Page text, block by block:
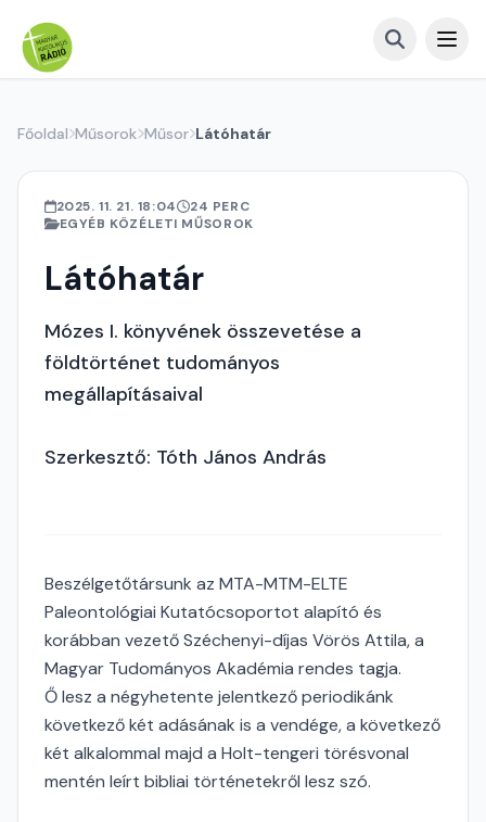
Főoldal Műsorok Műsor Látóhatár
2025. 11. 21. 18:04
24 PERC
EGYÉB KÖZÉLETI MŰSOROK
Látóhatár
Mózes I. könyvének összevetése a
földtörténet tudományos
megállapításaival
Szerkesztő: Tóth János András
Beszélgetőtársunk az MTA-MTM-ELTE
Paleontológiai Kutatócsoportot alapító és
korábban vezető Széchenyi-díjas Vörös Attila, a
Magyar Tudományos Akadémia rendes tagja.
Ő lesz a négyhetente jelentkező periodikánk
következő két adásának is a vendége, a következő
két alkalommal majd a Holt-tengeri törésvonal
mentén leírt bibliai történetekről lesz szó.